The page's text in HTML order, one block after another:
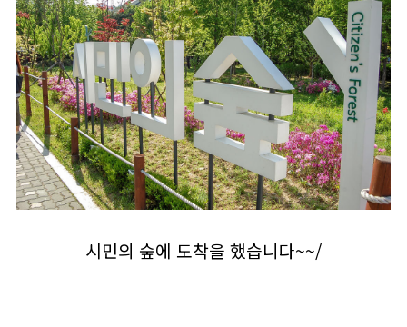
시민의 숲에 도착을 했습니다~~/